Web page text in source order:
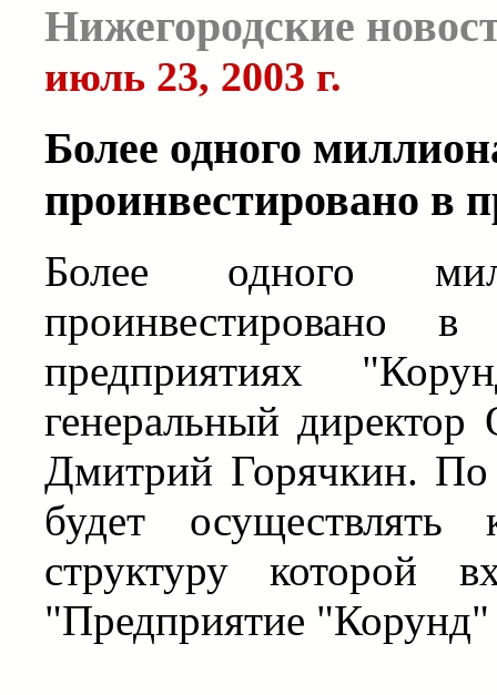
Нижегородские
июль 23, 2003 г.
Более одного
проинвестировано в
Более одного
проинвестировано
предприятиях
генеральный
Дмитрий Горячкин. По
будет
структуру которой
"Предприятие